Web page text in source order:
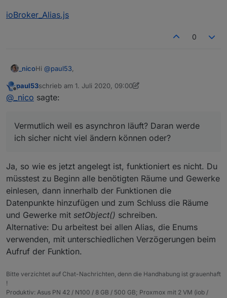
ioBroker_Alias.js
0
_nicoHi @paul53
es geht um dein Skript aus dem ersten Post, wo man
Gewerke und Räume mit übergeben kann.
Struktur der Alias-ID einbringen kann, sind enums
für Raum und Gewerk oftmals nicht erforderlich.
hinzufügen wollen, hier eine Version, die es
ermöglicht:
Du hast ja gestern bereits mitbekommen, dass ich mir ein
"großes Skript" gebaut habe, was mir alle Aliases "in
erweitert und gebe bei einigen auch ein Gewerk mit.
Allerdings, habe ich nun den Fall, dass nur das letzte
Gerät im Skript, welches dem Gewerk zugeordnet
werden soll, im Gewerk ist.
sicher nicht viel ändern können oder?
Gruß Nico
ioBroker_Alias.js
Offline
paul53schrieb am 1. Juli 2020, 09:00
zuletzt editiert von paul537. Jan. 2020, 11:05
@ _nico sagte:
Vermutlich weil es asynchron läuft? Daran werde
ich sicher nicht viel ändern können oder?
Ja, so wie es jetzt angelegt ist, funktioniert es nicht. Du
müsstest zu Beginn alle benötigten Räume und Gewerke
einlesen, dann innerhalb der Funktionen die
Datenpunkte hinzufügen und zum Schluss die Räume
und Gewerke mit setObject() schreiben.
Alternative: Du arbeitest bei allen Alias, die Enums
verwenden, mit unterschiedlichen Verzögerungen beim
Aufruf der Funktion.
Bitte verzichtet auf Chat-Nachrichten, denn die Handhabung ist grauenhaft
!
Produktiv: Asus PN 42 / N100 / 8 GB / 500 GB; Proxmox mit 2 VM (iob /